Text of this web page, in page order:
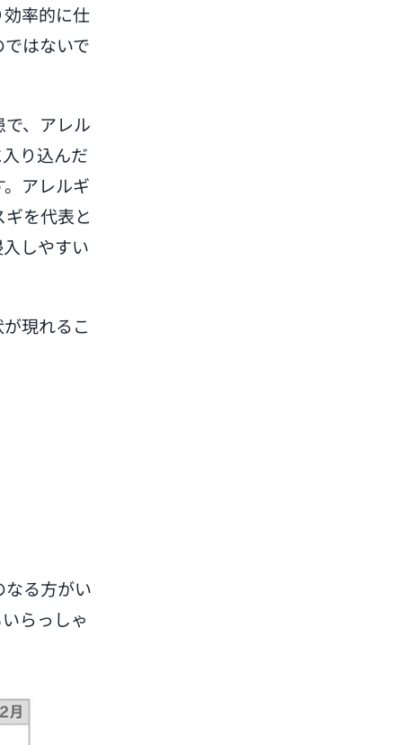
率的に仕
はないで
、アレル
り込んだ
アレルギ
を代表と
しやすい
現れるこ
る方がい
らっしゃ